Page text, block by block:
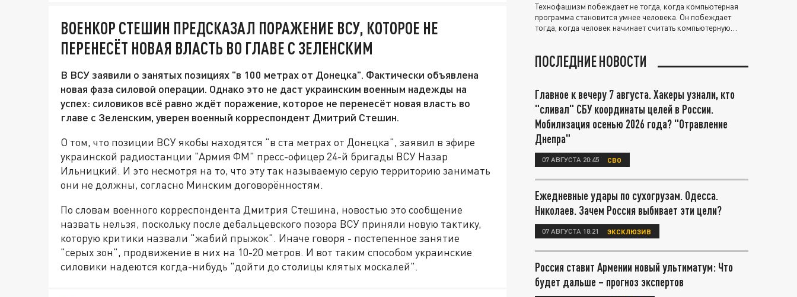
ВОЕНКОР СТЕШИН ПРЕДСКАЗАЛ ПОРАЖЕНИЕ ВСУ, КОТОРОЕ НЕ
ПЕРЕНЕСЁТ НОВАЯ ВЛАСТЬ ВО ГЛАВЕ С ЗЕЛЕНСКИМ
В ВСУ заявили о занятых позициях "в 100 метрах от Донецка". Фактически объявлена
новая фаза силовой операции. Однако это не даст украинским военным надежды на
успех: силовиков всё равно ждёт поражение, которое не перенесёт новая власть во
главе с Зеленским, уверен военный корреспондент Дмитрий Стешин.
О том, что позиции ВСУ якобы находятся "в ста метрах от Донецка", заявил в эфире
украинской радиостанции "Армия ФМ" пресс-офицер 24-й бригады ВСУ Назар
Ильницкий. И это несмотря на то, что эту так называемую серую территорию занимать
они не должны, согласно Минским договорённостям.
По словам военного корреспондента Дмитрия Стешина, новостью это сообщение
назвать нельзя, поскольку после дебальцевского позора ВСУ приняли новую тактику,
которую критики назвали "жабий прыжок". Иначе говоря - постепенное занятие
"серых зон", продвижение в них на 10-20 метров. И вот таким способом украинские
силовики надеются когда-нибудь "дойти до столицы клятых москалей".
Технофашизм побеждает не тогда, когда компьютерная
программа становится умнее человека. Он побеждает
тогда, когда человек начинает считать компьютерную
ПОСЛЕДНИЕ НОВОСТИ
Главное к вечеру 7 августа. Хакеры узнали, кто
"сливал" СБУ координаты целей в России.
Мобилизация осенью 2026 года? "Отравление
Днепра"
07 АВГУСТА 20:45 СВО
Ежедневные удары по сухогрузам. Одесса.
Николаев. Зачем Россия выбивает эти цели?
07 АВГУСТА 18:21 ЭКСКЛЮЗИВ
Россия ставит Армении новый ультиматум: Что
будет дальше – прогноз экспертов